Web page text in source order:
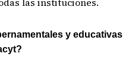
y educativas